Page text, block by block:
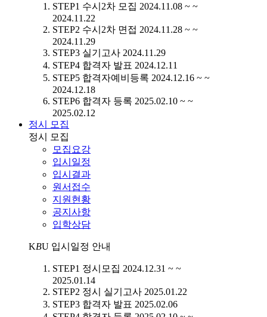
STEP1 수시2차 모집 2024.11.08 ~ ~
2024.11.22
STEP2 수시2차 면접 2024.11.28 ~ ~
2024.11.29
STEP3 실기고사 2024.11.29
STEP4 합격자 발표 2024.12.11
STEP5 합격자예비등록 2024.12.16 ~ ~
2024.12.18
STEP6 합격자 등록 2025.02.10 ~ ~
2025.02.12
정시 모집
정시 모집
모집요강
입시일정
입시결과
원서접수
지원현황
공지사항
입학상담
KBU 입시일정 안내
STEP1 정시모집 2024.12.31 ~ ~
2025.01.14
STEP2 정시 실기고사 2025.01.22
STEP3 합격자 발표 2025.02.06